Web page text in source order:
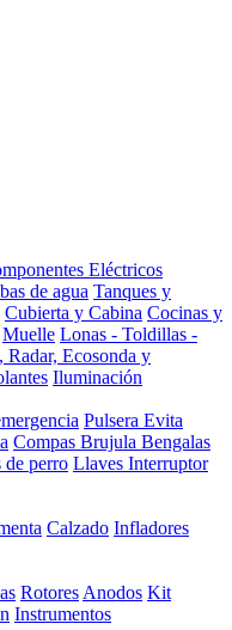
Eléctricos
de agua Tanques y
Cubierta y Cabina Cocinas y
Muelle Lonas - Toldillas -
Ecosonda y
Iluminación
Pulsera Evita
Compas Brujula Bengalas
de perro Llaves Interruptor
Calzado Infladores
Rotores Anodos Kit
Instrumentos